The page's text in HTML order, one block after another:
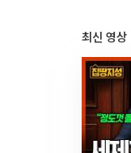
최신 영상